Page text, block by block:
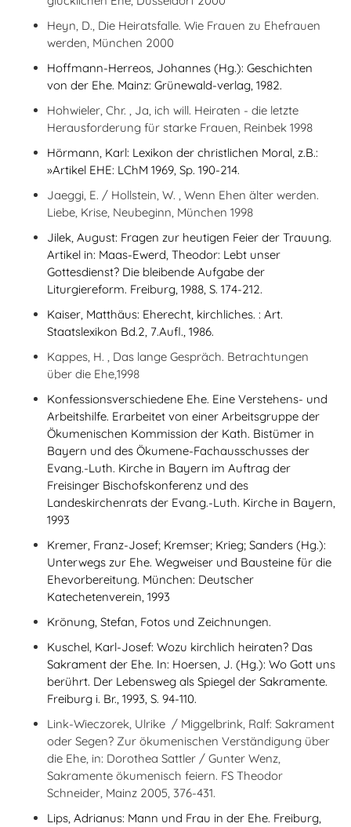
Heyn, D., Die Heiratsfalle. Wie Frauen zu Ehefrauen
werden, München 2000
Hoffmann-Herreos, Johannes (Hg.): Geschichten
von der Ehe. Mainz: Grünewald-verlag, 1982.
Hohwieler, Chr. , Ja, ich will. Heiraten - die letzte
Herausforderung für starke Frauen, Reinbek 1998
Hörmann, Karl: Lexikon der christlichen Moral, z.B.:
»Artikel EHE: LChM 1969, Sp. 190-214.
Jaeggi, E. / Hollstein, W. , Wenn Ehen älter werden.
Liebe, Krise, Neubeginn, München 1998
Jilek, August: Fragen zur heutigen Feier der Trauung.
Artikel in: Maas-Ewerd, Theodor: Lebt unser
Gottesdienst? Die bleibende Aufgabe der
Liturgiereform. Freiburg, 1988, S. 174-212.
Kaiser, Matthäus: Eherecht, kirchliches. : Art.
Staatslexikon Bd.2, 7.Aufl., 1986.
Kappes, H. , Das lange Gespräch. Betrachtungen
über die Ehe,1998
Konfessionsverschiedene Ehe. Eine Verstehens- und
Arbeitshilfe. Erarbeitet von einer Arbeitsgruppe der
Ökumenischen Kommission der Kath. Bistümer in
Bayern und des Ökumene-Fachausschusses der
Evang.-Luth. Kirche in Bayern im Auftrag der
Freisinger Bischofskonferenz und des
Landeskirchenrats der Evang.-Luth. Kirche in Bayern,
1993
Kremer, Franz-Josef; Kremser; Krieg; Sanders (Hg.):
Unterwegs zur Ehe. Wegweiser und Bausteine für die
Ehevorbereitung. München: Deutscher
Katechetenverein, 1993
Krönung, Stefan, Fotos und Zeichnungen.
Kuschel, Karl-Josef: Wozu kirchlich heiraten? Das
Sakrament der Ehe. In: Hoersen, J. (Hg.): Wo Gott uns
berührt. Der Lebensweg als Spiegel der Sakramente.
Freiburg i. Br., 1993, S. 94-110.
Link-Wieczorek, Ulrike / Miggelbrink, Ralf: Sakrament
oder Segen? Zur ökumenischen Verständigung über
die Ehe, in: Dorothea Sattler / Gunter Wenz,
Sakramente ökumenisch feiern. FS Theodor
Schneider, Mainz 2005, 376-431.
Lips, Adrianus: Mann und Frau in der Ehe. Freiburg,